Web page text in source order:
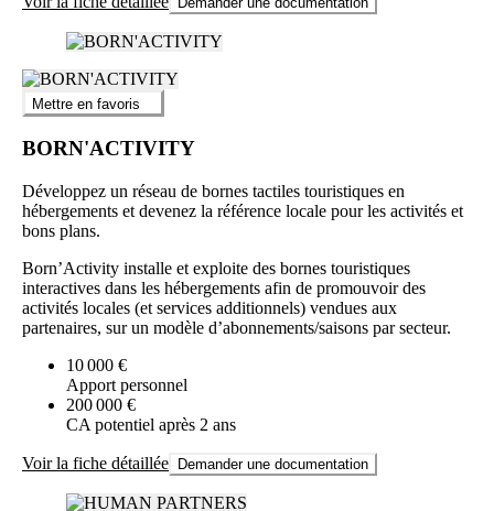
Mettre en favoris
BORN'ACTIVITY
Développez un réseau de bornes tactiles touristiques en
hébergements et devenez la référence locale pour les activités et
bons plans.
Born’Activity installe et exploite des bornes touristiques
interactives dans les hébergements afin de promouvoir des
activités locales (et services additionnels) vendues aux
partenaires, sur un modèle d’abonnements/saisons par secteur.
10 000 €
Apport personnel
200 000 €
CA potentiel après 2 ans
Voir la fiche détaillée Demander une documentation